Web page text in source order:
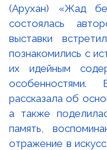
(Арухан) «Жад
состоялась
выставки
познакомились с
их идейным
рассказала об
а также
память,
отражение в